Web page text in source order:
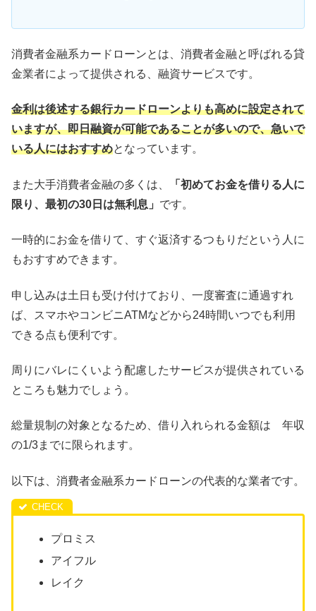
消費者金融系カードローンとは、消費者金融と呼ばれる貸
金業者によって提供される、融資サービスです。
金利は後述する銀行カードローンよりも高めに設定されて
いますが、即日融資が可能であることが多いので、急いで
いる人にはおすすめとなっています。
また大手消費者金融の多くは、
「初めてお金を借りる人に
限り、最初の30日は無利息」 です。
一時的にお金を借りて、すぐ返済するつもりだという人に
もおすすめできます。
申し込みは土日も受け付けており、一度審査に通過すれ
ば、スマホやコンビニATMなどから24時間いつでも利用
できる点も便利です。
周りにバレにくいよう配慮したサービスが提供されている
ところも魅力でしょう。
総量規制の対象となるため、借り入れられる金額は 年収
の1/3までに限られます。
以下は、消費者金融系カードローンの代表的な業者です。
プロミス
アイフル
レイク